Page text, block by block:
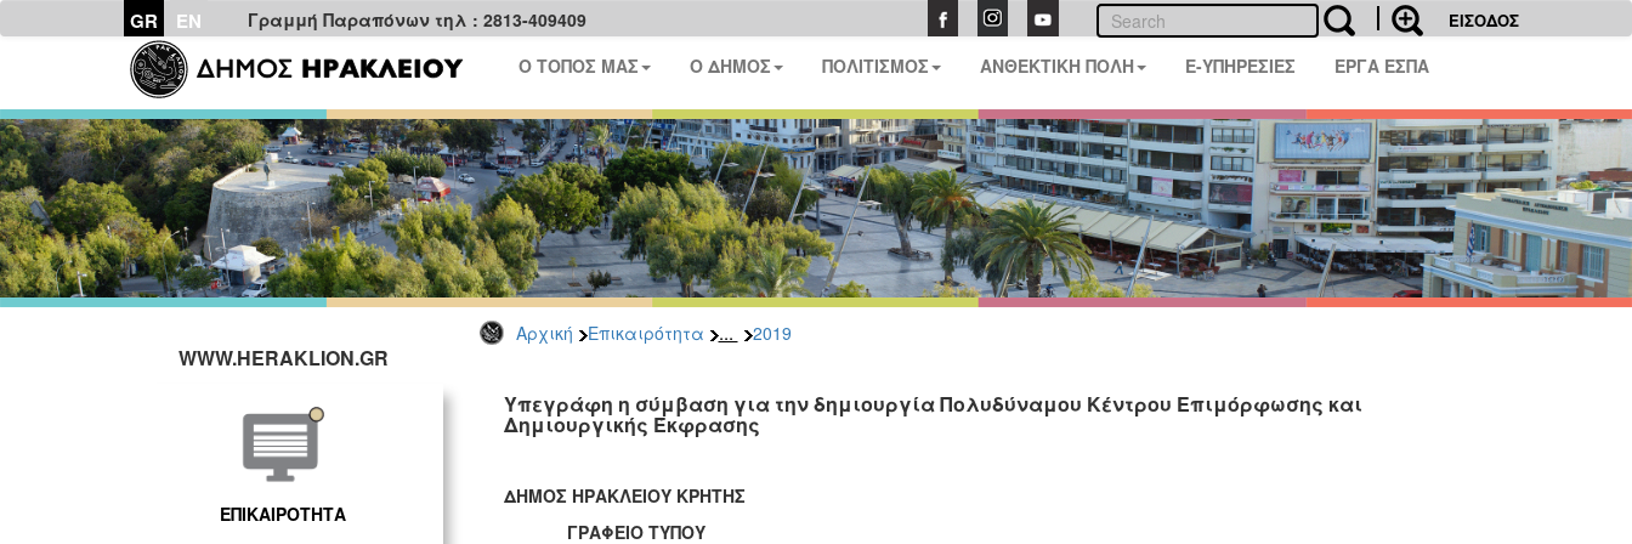
GR EN Γραμμή Παραπόνων τηλ : 2813-409409 ΕΙΣΟΔΟΣ
Ο ΤΟΠΟΣ ΜΑΣ Ο ΔΗΜΟΣ ΠΟΛΙΤΙΣΜΟΣ ΑΝΘΕΚΤΙΚΗ ΠΟΛΗ E-ΥΠΗΡΕΣΙΕΣ ΕΡΓΑ ΕΣΠΑ
Αρχική Επικαιρότητα ... 2019
WWW.HERAKLION.GR
ΕΠΙΚΑΙΡΟΤΗΤΑ
Υπεγράφη η σύμβαση για την δημιουργία Πολυδύναμου Κέντρου Επιμόρφωσης και
Δημιουργικής Έκφρασης
ΔΗΜΟΣ ΗΡΑΚΛΕΙΟΥ ΚΡΗΤΗΣ
ΓΡΑΦΕΙΟ ΤΥΠΟΥ